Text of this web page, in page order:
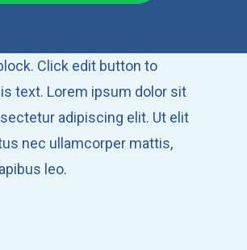
Click edit button to
text. Lorem ipsum dolor sit
adipiscing elit. Ut elit
nec ullamcorper mattis,
leo.